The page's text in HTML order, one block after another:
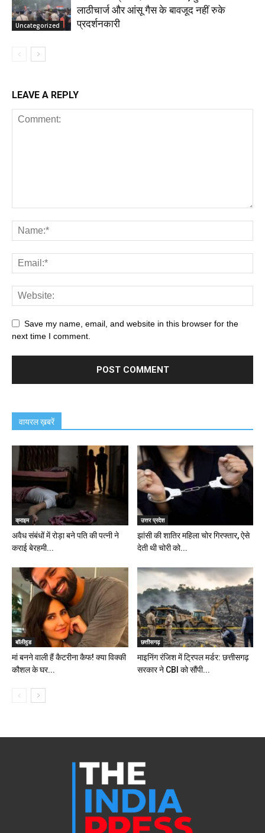
Uncategorized
लाठीचार्ज और आंसू गैस के बावजूद नहीं रुके
प्रदर्शनकारी
LEAVE A REPLY
Save my name, email, and website in this browser for the
next time I comment.
वायरल ख़बरें
क्राइम
अवैध संबंधों में रोड़ा बने पति की पत्नी ने
कराई बेरहमी...
उत्तर प्रदेश
झांसी की शातिर महिला चोर गिरफ्तार, ऐसे
देती थी चोरी को...
बॉलीवुड
मां बनने वाली हैं कैटरीना कैफ! क्या विक्की
कौशल के घर...
छत्तीसगढ़
माइनिंग रंजिश में ट्रिपल मर्डर: छत्तीसगढ़
सरकार ने CBI को सौंपी...